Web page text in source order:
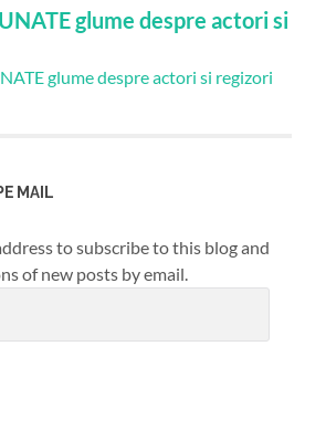
glume despre actori si
MAIL
to subscribe to this blog and
of new posts by email.